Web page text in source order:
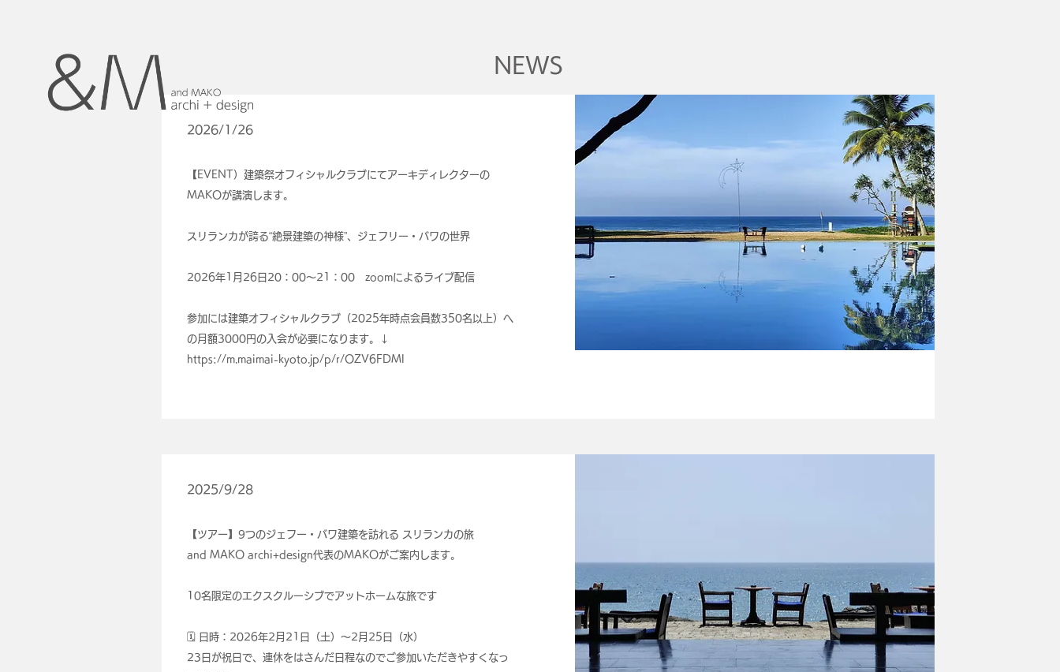
NEWS
2026/1/26
【EVENT）建築祭オフィシャルクラブにてアーキディレクターの
MAKOが講演します。
スリランカが誇る“絶景建築の神様”、ジェフリー・バワの世界
2026年1月26日20：00～21：00 zoomによるライブ配信
参加には建築オフィシャルクラブ（2025年時点会員数350名以上）へ
の月額3000円の入会が必要になります。↓
https://m.maimai-kyoto.jp/p/r/OZV6FDMl
2025/9/28
【ツアー】9つのジェフー・バワ建築を訪れる スリランカの旅
and MAKO archi+design代表のMAKOがご案内します。
10名限定のエクスクルーシブでアットホームな旅です
🗓️ 日時：2026年2月21日（土）～2月25日（水）
23日が祝日で、連休をはさんだ日程なのでご参加いただきやすくなっ